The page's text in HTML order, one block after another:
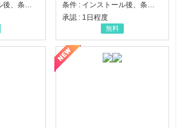
条件 : インストール後、条件達成
条件 : インストール後、条件達成
承認 : 1日程度
無料